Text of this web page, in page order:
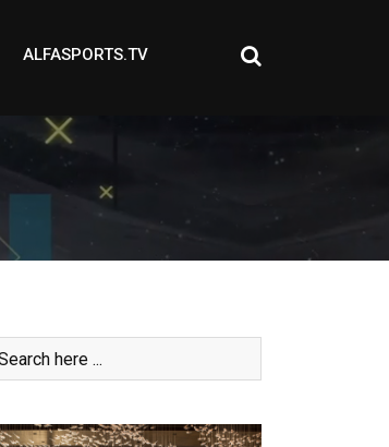
ALFASPORTS.TV